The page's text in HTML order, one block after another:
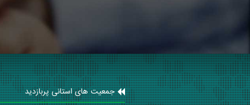
جمعیت های استانی پربازدید